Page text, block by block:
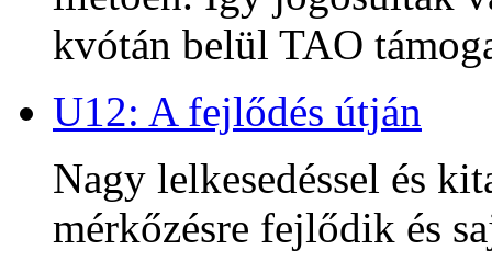
kvótán belül TAO
U12: A fejlődés útján
Nagy lelkesedéssel és
mérkőzésre fejlődik és